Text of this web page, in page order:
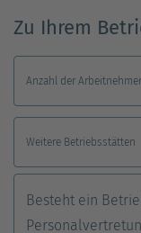
Zu Ihrem
Anzahl der Arbeitnehmer
Weitere Betriebsstätten
Besteht ein